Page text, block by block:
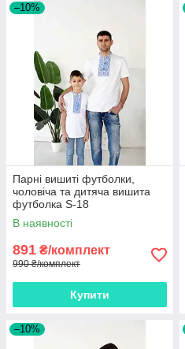
–10%
Парні вишиті футболки,
чоловіча та дитяча вишита
футболка S-18
В наявності
891 ₴/комплект
990 ₴/комплект
Купити
–10%